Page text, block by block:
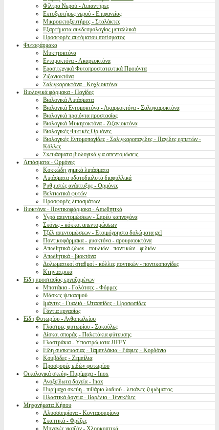
Φίλτρα Νερού - Λιπαντήρες
Εκτοξευτήρες νερού - Επιφανείας
Μικροεκτοξευτήρες - Σταλάκτες
Εξαρτήματα συνδεσμολογίας μεταλλικά
Προσφορές αυτόματου ποτίσματος
Φυτοφάρμακα
Μυκητοκτόνα
Εντομοκτόνα - Ακαρεοκτόνα
Ερασιτεχνικά Φυτοπροστατευτικά Προιόντα
Ζιζανιοκτόνα
Σαλιγκαροκτόνα - Κοχλιοκτόνα
Βιολογικά φάρμακα - Παγίδες
Βιολογικά Λιπάσματα
Βιολογικά Εντομοκτόνα - Ακαρεοκτόνα - Σαλιγκαροκτόνα
Βιολογικά προιόντα προστασίας
Βιολογικά Μυκητοκτόνα - Ζιζανιοκτόνα
Βιολογικές Φυτικές Ορμόνες
Βιολογικές Εντομοπαγίδες - Σαλιγκαροπαγίδες - Παγίδες ερπετών -
Κόλλες
Σκευάσματα βιολογικά για απεντομώσεις
Λιπάσματα - Ορμόνες
Κοκκώδη χημικά λιπάσματα
Λιπάσματα υδατοδιαλυτά διαφυλλικά
Ρυθμιστές ανάπτυξης - Ορμόνες
Βελτιωτικά φυτών
Προσφορές λιπασμάτων
Βιοκτόνα - Ποντικοφάρμακα - Απωθητικά
Υγρά απεντομώσεων - Σπρέυ καπνογόνα
Σκόνες - κόκκοι απεντομώσεων
Τζέλ απεντομώσεων - Ετοιμόχρηστα δολώματα gel
Ποντικοφάρμακα - μυοκτόνα - αρουραιοκτόνα
Απωθητικά ζώων - πουλιών - ποντικών - φιδιών
Απωθητικά - βιοκτόνα
Δολωματικοί σταθμοί - κόλλες ποντικών - ποντικοπαγίδες
Κτηνιατρικά
Είδη προστασίας εργαζομένων
Μποτάκια - Γαλότσες - Φόρμες
Μάσκες ψεκασμού
Ιμάντες - Γυαλιά - Ωτασπίδες - Προσωπίδες
Γάντια εργασίας
Είδη Φυτωρίου - Ανθοπωλείου
Γλάστρες φυτωρίου - Σακούλες
Δίσκοι σποράς - Παλετάκια φύτευσης
Γλαστράκια - Υποστρώματα JIFFY
Είδη συσκευασίας - Ταμπελάκια - Ράφιες - Κορδόνια
Κουβάδες - Ζεμπίλια
Προσφορές ειδών φυτωρίου
Οικολογικά σκεύη- Πυρίμαχα - Inox
Ανοξείδωτα δοχεία - Inox
Πυρίμαχα σκεύη - πιθάρια λαδιού - λεκάνες ζυμώματος
Πλαστικά δοχεία - Βαρέλια - Τενεκέδες
Μηχανήματα Κήπου
Αλυσσοπρίονα - Κονταροπρίονα
Σκαπτικά - Φρέζες
Μηχανές γκαζόν - Χλοοκοπτικά